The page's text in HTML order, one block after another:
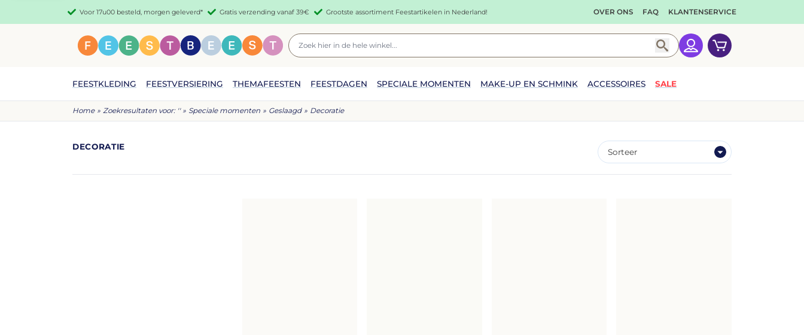
Voor 17u00 besteld, morgen geleverd* Gratis verzending vanaf 39€ Grootste assortiment Feestartikelen in Nederland!
Uitstekende Klantenservice
OVER ONS FAQ KLANTENSERVICE
Zoeken Winkelwagen
Home » Zoekresultaten voor: '' » Speciale momenten » Geslaagd » Decoratie
DECORATIE
Sorteer